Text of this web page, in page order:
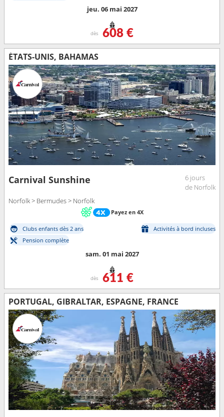
jeu. 06 mai 2027
dès 608 €
ÉTATS-UNIS, BAHAMAS
Carnival Sunshine
6 jours
de Norfolk
Norfolk > Bermudes > Norfolk
Payez en 4X
Clubs enfants dès 2 ans
Activités à bord incluses
Pension complète
sam. 01 mai 2027
dès 611 €
PORTUGAL, GIBRALTAR, ESPAGNE, FRANCE